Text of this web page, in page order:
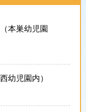
本巣幼児園
幼児園内）